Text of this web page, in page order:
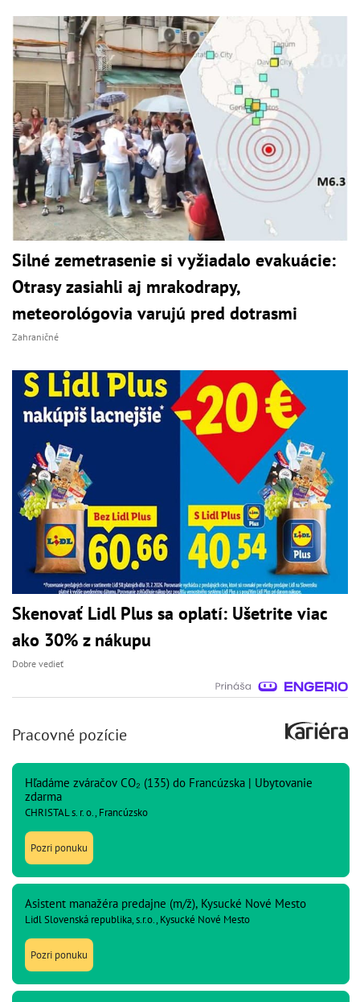
Silné zemetrasenie si vyžiadalo evakuácie:
Otrasy zasiahli aj mrakodrapy,
meteorológovia varujú pred dotrasmi
Zahraničné
Skenovať Lidl Plus sa oplatí: Ušetrite viac
ako 30% z nákupu
Dobre vedieť
Pracovné pozície
Hľadáme zváračov CO₂ (135) do Francúzska | Ubytovanie
zdarma
CHRISTAL s. r. o., Francúzsko
Pozri ponuku
Asistent manažéra predajne (m/ž), Kysucké Nové Mesto
Lidl Slovenská republika, s.r.o., Kysucké Nové Mesto
Pozri ponuku